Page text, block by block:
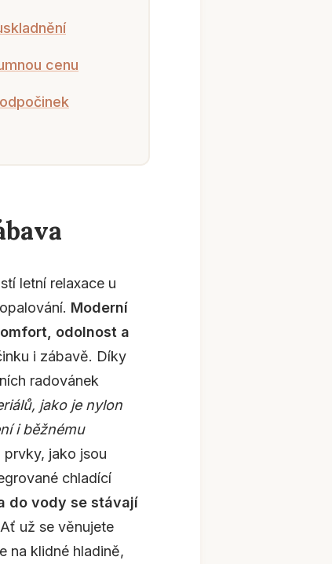
cenu
letní relaxace u
Moderní
odolnost a
i zábavě. Díky
radovánek
jako je nylon
i běžnému
jako jsou
chladící
do vody se stávají
Ať už se věnujete
na klidné hladině,